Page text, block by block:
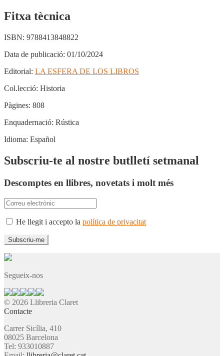
Fitxa tècnica
ISBN: 9788413848822
Data de publicació: 01/10/2024
Editorial: LA ESFERA DE LOS LIBROS
Col.lecció: Historia
Pàgines: 808
Enquadernació: Rústica
Idioma: Español
Subscriu-te al nostre butlletí setmanal
Descomptes en llibres, novetats i molt més
He llegit i accepto la política de privacitat
Segueix-nos
© 2026 Llibreria Claret
Contacte
Carrer Sicília, 410
08025 Barcelona
Tel: 933010887